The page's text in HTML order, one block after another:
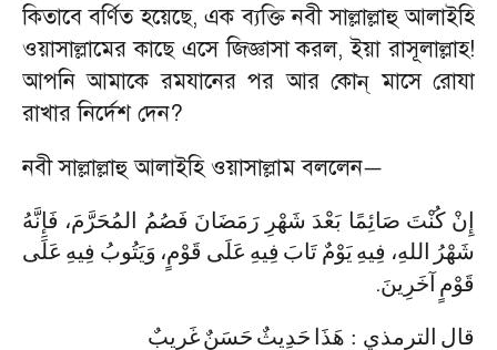
কিতাবে বর্ণিত হয়েছে,এক ব্যক্তি নবী সাল্লাল্লাহু আলাইহি
ওয়াসাল্লামের কাছে এসে জিজ্ঞাসা করল,ইয়া রাসূলাল্লাহ!
আপনি আমাকে রমযানের পর আর কোন্ মাসে রোযা
রাখার নির্দেশ দেন?
নবী সাল্লাল্লাহু আলাইহি ওয়াসাল্লাম বললেন—
إِنْ كُنْتَ صَائِمًا بَعْدَ شَهْرِ رَمَضَانَ فَصُمُ المُحَرَّمَ، فَإِنَّهُ
شَهْرُ
اللهِ، فِيهِيَوْمٌ تَابَ فِيهِ عَلَى قَوْمٍ، وَيَتُوبُ فِيهِ عَلَى
قَوْمٍ آخَرِينَ.
قال الترمذي : هَذَا حَدِيثٌ حَسَنٌغَرِيبٌ